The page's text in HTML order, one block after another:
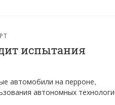
испытания
автомобили на перроне,
автономных